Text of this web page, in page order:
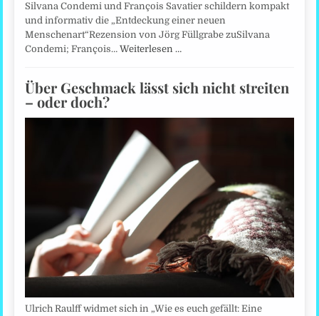
Silvana Condemi und François Savatier schildern kompakt
und informativ die „Entdeckung einer neuen
Menschenart“Rezension von Jörg Füllgrabe zuSilvana
Condemi; François…Weiterlesen …
Über Geschmack lässt sich nicht streiten
– oder doch?
Ulrich Raulff widmet sich in „Wie es euch gefällt: Eine